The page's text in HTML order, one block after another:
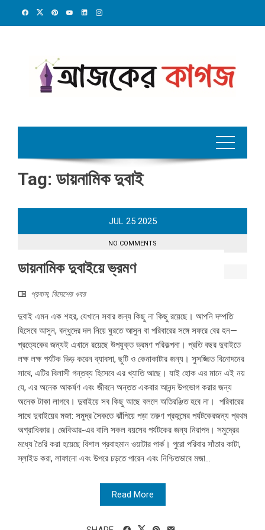
Tag: ডায়নামিক দুবাই
JUL 25 2025
NO COMMENTS
ডায়নামিক দুবাইয়ে ভ্রমণ
প্রবাস, বিদেশের খবর
দুবাই এমন এক শহর, যেখানে সবার জন্য কিছু না কিছু রয়েছে। আপনি দম্পতি
হিসেবে আসুন, বন্ধুদের দল নিয়ে ঘুরতে আসুন বা পরিবারের সঙ্গে সফরে বের হন—
প্রত্যেকের জন্যই এখানে রয়েছে উপযুক্ত ভ্রমণ পরিকল্পনা। প্রতি বছর দুবাইতে
লক্ষ লক্ষ পর্যটক ভিড় করেন ব্যাবসা, ছুটি ও কেনাকাটার জন্য। সুসজ্জিত বিনোদনের
সাথে, এটির বিলাসী গন্তব্য হিসেবে এর খ্যাতি আছে। যাই হোক এর মানে এই নয়
যে, এর অনেক আকর্ষণ এবং জীবনে অন্তত একবার আনন্দ উপভোগ করার জন্য
অনেক টাকা লাগবে। দুবাইয়ে সব কিছু আছে বললে অতিরঞ্জিত হবে না। পরিবারের
সাথে দুবাইয়ের মজা: সমুদ্র সৈকতে ঝাঁপিয়ে পড়া তরুণ প্রজন্মের পর্যটকেরজন্য প্রথম
অগ্রাধিকার। জেবিআর-এর বালি সকল বয়সের পর্যটকের জন্য নিরাপদ। সমুদ্রের
মধ্যে তৈরি করা হয়েছে বিশাল প্রবাহমান ওয়াটার পার্ক। পুরো পরিবার সাঁতার কাটা,
স্লাইড করা, লাফানো এবং উপরে চড়তে পারেন এবং নিশ্চিতভাবে মজা...
Read More